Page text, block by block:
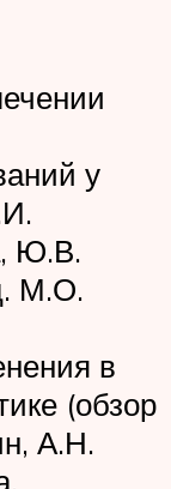
у
Ю.В.
М.О.
в
(обзор
А.Н.